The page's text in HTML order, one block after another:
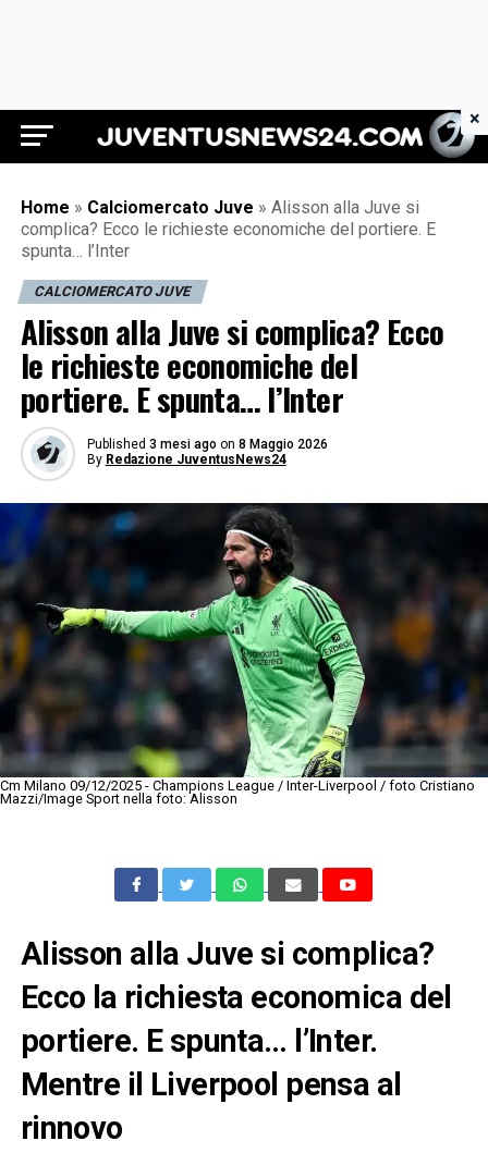
Juventus News 24
Home » Calciomercato Juve » Alisson alla Juve si
complica? Ecco le richieste economiche del portiere. E
spunta… l’Inter
CALCIOMERCATO JUVE
Alisson alla Juve si complica? Ecco
le richieste economiche del
portiere. E spunta… l’Inter
Published 3 mesi ago on 8 Maggio 2026
By Redazione JuventusNews24
Cm Milano 09/12/2025 - Champions League / Inter-Liverpool / foto Cristiano
Mazzi/Image Sport nella foto: Alisson
Alisson alla Juve si complica?
Ecco la richiesta economica del
portiere. E spunta… l’Inter.
Mentre il Liverpool pensa al
rinnovo
×